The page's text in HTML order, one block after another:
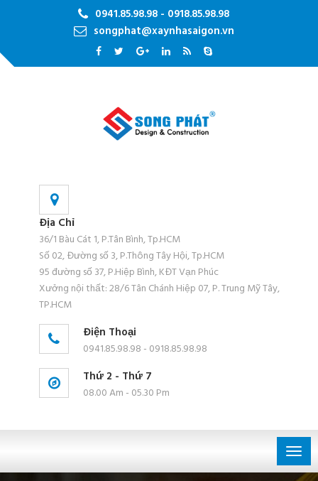
0941.85.98.98 - 0918.85.98.98
songphat@xaynhasaigon.vn
Địa Chỉ
36/1 Bàu Cát 1, P.Tân Bình, Tp.HCM
Số 02, Đường số 3, P.Thông Tây Hội, Tp.HCM
95 đường số 37, P.Hiệp Bình, KĐT Vạn Phúc
Xưởng nội thất: 28/6 Tân Chánh Hiệp 07, P. Trung Mỹ Tây,
TP.HCM
Điện Thoại
0941.85.98.98 - 0918.85.98.98
Thứ 2 - Thứ 7
08.00 Am - 05.30 Pm